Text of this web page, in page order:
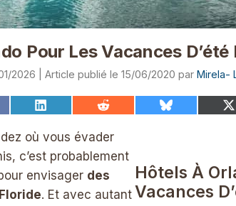
Pour Les Vacances D’été
2026 15/06/2020 par Mirela-
Share
LinkedIn
Share Share
où vous évader
c’est probablement
envisager des
. Et avec autant
Hôtels À
Vacances